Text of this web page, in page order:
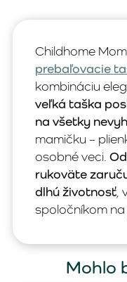
Childhome
prebaľovacie
kombináciu
veľká taška
na všetky
mamičku –
osobné veci.
rukoväte
dlhú životnosť
spoločníkom
Mohlo